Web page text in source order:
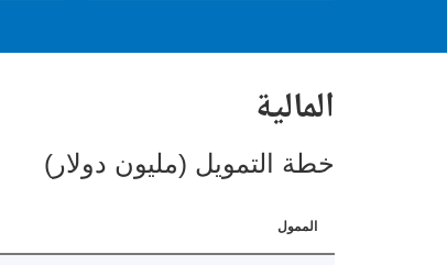
المالية
خطة التمويل (مليون دولار)
الممول